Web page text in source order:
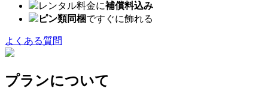
レンタル料金に補償料込み
ピン類同梱ですぐに飾れる
よくある質問
プランについて